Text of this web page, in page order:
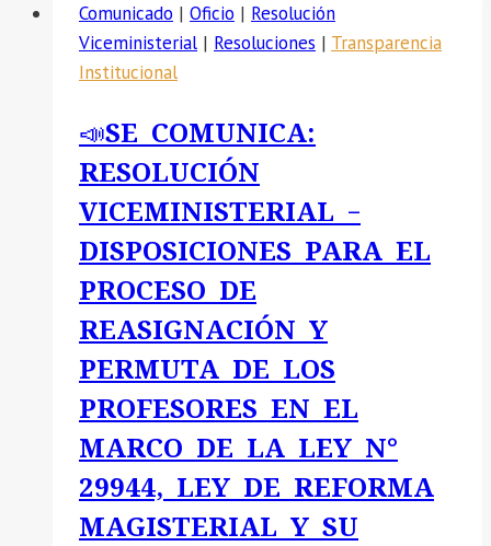
Comunicado | Oficio | Resolución
Viceministerial | Resoluciones | Transparencia
Institucional
📣SE COMUNICA:
RESOLUCIÓN
VICEMINISTERIAL –
DISPOSICIONES PARA EL
PROCESO DE
REASIGNACIÓN Y
PERMUTA DE LOS
PROFESORES EN EL
MARCO DE LA LEY N°
29944, LEY DE REFORMA
MAGISTERIAL Y SU